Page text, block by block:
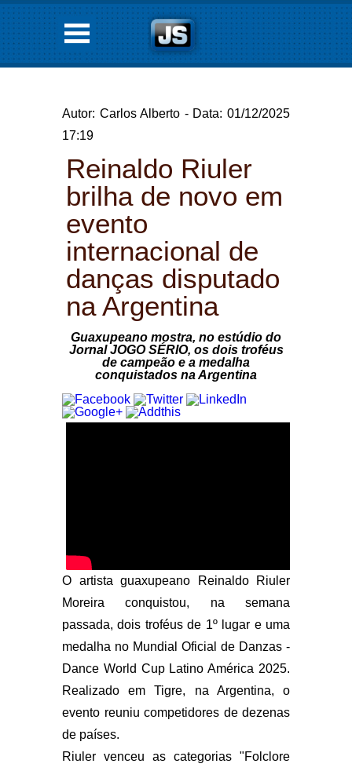
Autor: Carlos Alberto - Data: 01/12/2025
17:19
Reinaldo Riuler
brilha de novo em
evento
internacional de
danças disputado
na Argentina
Guaxupeano mostra, no estúdio do
Jornal JOGO SÉRIO, os dois troféus
de campeão e a medalha
conquistados na Argentina
O artista guaxupeano Reinaldo Riuler
Moreira conquistou, na semana
passada, dois troféus de 1º lugar e uma
medalha no Mundial Oficial de Danzas -
Dance World Cup Latino América 2025.
Realizado em Tigre, na Argentina, o
evento reuniu competidores de dezenas
de países.
Riuler venceu as categorias "Folclore